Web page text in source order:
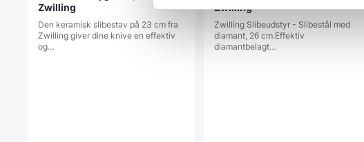
Zwilling
Den keramisk slibestav på 23 cm fra
Zwilling giver dine knive en effektiv
og…
Zwilling
Zwilling Slibeudstyr - Slibestål med
diamant, 26 cm.Effektiv
diamantbelagt…